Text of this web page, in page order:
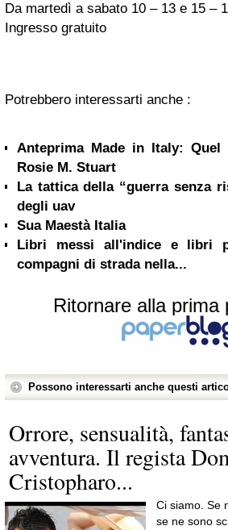
Da martedì a sabato 10 – 13 e 15 –
Ingresso gratuito
Potrebbero interessarti anche :
Anteprima Made in Italy:
Rosie M. Stuart
La tattica della “guerra senza
degli uav
Sua Maestà Italia
Libri messi all'indice e libri
compagni di strada nella...
Ritornare alla prima
Possono interessarti anche questi
Orrore, sensualità,
avventura. Il regista
Cristopharo...
Ci siamo. Se
se ne sono